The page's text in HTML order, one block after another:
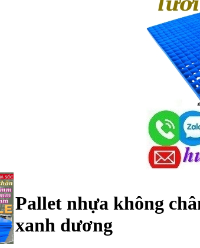
Pallet nhựa không
xanh dương